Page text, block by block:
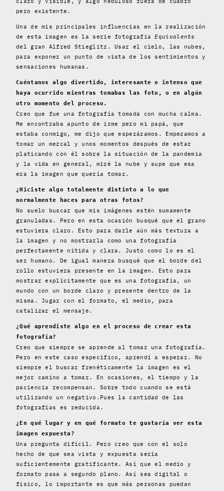
pero existente.
Una de mis principales influencias en la realización
de esta imagen es la serie fotografíaEquivalents
del gran Alfred Stieglitz. Usar el cielo, las nubes,
para exponer un punto de vista de los sentimientos y
sensaciones humanas.
Cuéntanos algo divertido, interesante o intenso que
haya ocurrido mientras tomabas las foto, o en algún
otro momento del proceso.
Creo que fue una fotografía tomada con mucha calma.
Me encontraba apunto de irme pero mi papá, que
estaba conmigo, me dijo que esperáramos. Empezamos a
tomar un mezcal y unos momentos después de estar
platicando con él sobre la situación de la pandemia
y la vida en general, miré la nube y supe que esa
era la imagen que quería tomar.
¿Hiciste algo totalmente distinto a lo que
normalmente haces para otras fotos?
No suelo buscar que mis imágenes estén sumamente
granuladas. Pero en esta ocasión busqué que el grano
estuviera claro. Esto para darle aún más textura a
la imagen y no mostrarla como una fotografía
perfectamente nítida y clara. Justo como lo es el
ser humano. De igual manera busqué que el borde del
rollo estuviera presente en la imagen. Esto para
mostrar explícitamente que es una fotografía, un
mundo con un borde claro y presente dentro de la
misma. Jugar con el formato, el medio, para
catalizar el mensaje.
¿Qué aprendiste algo en el proceso de crear esta
fotografía?
Creo que siempre se aprende al tomar una fotografía.
Pero en este caso específico, aprendí a esperar. No
siempre el buscar frenéticamente la imagen es el
mejor camino a tomar. En ocasiones, el tiempo y la
paciencia recompensan. Sobre todo cuando se está
utilizando un negativo.Pues la cantidad de las
fotografías es reducida.
¿En qué lugar y en qué formato te gustaría ver esta
imagen expuesta?
Una pregunta difícil. Pero creo que con el solo
hecho de que sea vista y expuesta sería
suficientemente gratificante. Así que el medio y
formato pasa a segundo plano. Así sea digital o
físico, lo importante es que más personas puedan